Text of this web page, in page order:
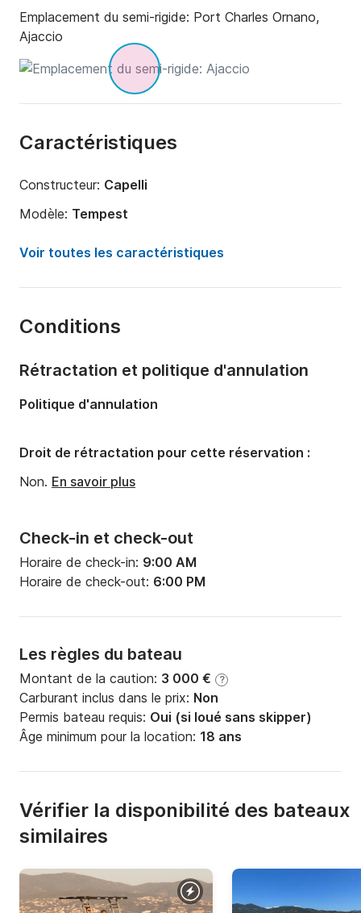
Emplacement du semi-rigide: Port Charles Ornano,
Ajaccio
Caractéristiques
Constructeur: Capelli
Modèle: Tempest
Puissance moteur:
250cv
Capacité à bord:
Voir toutes les caractéristiques
Conditions
Check-in et check-out
Horaire de check-in: 9:00 AM
Horaire de check-out: 6:00 PM
Les règles du bateau
Montant de la caution: 3 000 € ?
Carburant inclus dans le prix: Non
Permis bateau requis: Oui (si loué sans skipper)
Âge minimum pour la location: 18 ans
Rétractation et politique d'annulation
Politique d'annulation
Droit de rétractation pour cette réservation :
Non. En savoir plus
Vérifier la disponibilité des bateaux
similaires